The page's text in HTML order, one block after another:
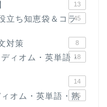
13
立ち知恵袋＆コラ45
対策 8
ィオム・英単語・
18
14
オム・英単語・熟
15